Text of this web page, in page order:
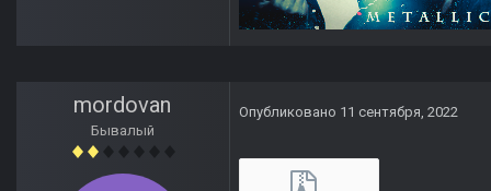
mordovan
Бывалый
Опубликовано 11 сентября, 2022